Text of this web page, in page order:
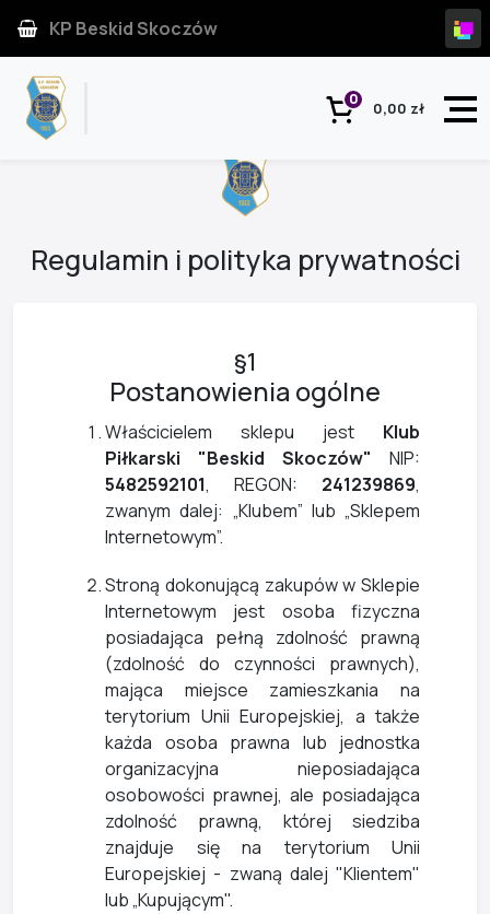
KP Beskid Skoczów
0 0,00 zł
Regulamin i polityka prywatności
§1
Postanowienia ogólne
Właścicielem sklepu jest Klub
Piłkarski "Beskid Skoczów" NIP:
5482592101, REGON: 241239869,
zwanym dalej: „Klubem” lub „Sklepem
Internetowym”.
Stroną dokonującą zakupów w Sklepie
Internetowym jest osoba fizyczna
posiadająca pełną zdolność prawną
(zdolność do czynności prawnych),
mająca miejsce zamieszkania na
terytorium Unii Europejskiej, a także
każda osoba prawna lub jednostka
organizacyjna nieposiadająca
osobowości prawnej, ale posiadająca
zdolność prawną, której siedziba
znajduje się na terytorium Unii
Europejskiej - zwaną dalej "Klientem"
lub „Kupującym".